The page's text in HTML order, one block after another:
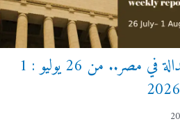
مرصد العدالة في مصر.. من 26 يوليو : 1